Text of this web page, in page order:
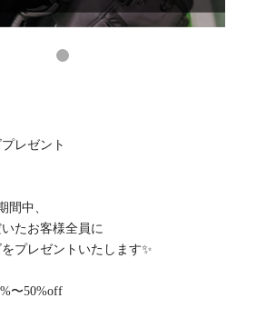
レゼント
間中、
たお客様全員に
プレゼントいたします✨
〜50%off